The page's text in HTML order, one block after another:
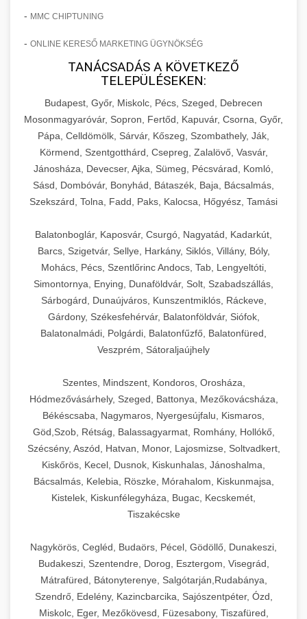
- MMC CHIPTUNING
- ONLINE KERESŐ MARKETING ÜGYNÖKSÉG
TANÁCSADÁS A KÖVETKEZŐ
TELEPÜLÉSEKEN:
Budapest, Győr, Miskolc, Pécs, Szeged, Debrecen
Mosonmagyaróvár, Sopron, Fertőd, Kapuvár, Csorna, Győr,
Pápa, Celldömölk, Sárvár, Kőszeg, Szombathely, Ják,
Körmend, Szentgotthárd, Csepreg, Zalalövő, Vasvár,
Jánosháza, Devecser, Ajka, Sümeg, Pécsvárad, Komló,
Sásd, Dombóvár, Bonyhád, Bátaszék, Baja, Bácsalmás,
Szekszárd, Tolna, Fadd, Paks, Kalocsa, Hőgyész, Tamási
Balatonboglár, Kaposvár, Csurgó, Nagyatád, Kadarkút,
Barcs, Szigetvár, Sellye, Harkány, Siklós, Villány, Bóly,
Mohács, Pécs, Szentlőrinc Andocs, Tab, Lengyeltóti,
Simontornya, Enying, Dunaföldvár, Solt, Szabadszállás,
Sárbogárd, Dunaújváros, Kunszentmiklós, Ráckeve,
Gárdony, Székesfehérvár, Balatonföldvár, Siófok,
Balatonalmádi, Polgárdi, Balatonfűzfő, Balatonfüred,
Veszprém, Sátoraljaújhely
Szentes, Mindszent, Kondoros, Orosháza,
Hódmezővásárhely, Szeged, Battonya, Mezőkovácsháza,
Békéscsaba, Nagymaros, Nyergesújfalu, Kismaros,
Göd,Szob, Rétság, Balassagyarmat, Romhány, Hollókő,
Szécsény, Aszód, Hatvan, Monor, Lajosmizse, Soltvadkert,
Kiskőrös, Kecel, Dusnok, Kiskunhalas, Jánoshalma,
Bácsalmás, Kelebia, Röszke, Mórahalom, Kiskunmajsa,
Kistelek, Kiskunfélegyháza, Bugac, Kecskemét,
Tiszakécske
Nagykörös, Cegléd, Budaörs, Pécel, Gödöllő, Dunakeszi,
Budakeszi, Szentendre, Dorog, Esztergom, Visegrád,
Mátrafüred, Bátonyterenye, Salgótarján,Rudabánya,
Szendrő, Edelény, Kazincbarcika, Sajószentpéter, Ózd,
Miskolc, Eger, Mezőkövesd, Füzesabony, Tiszafüred,